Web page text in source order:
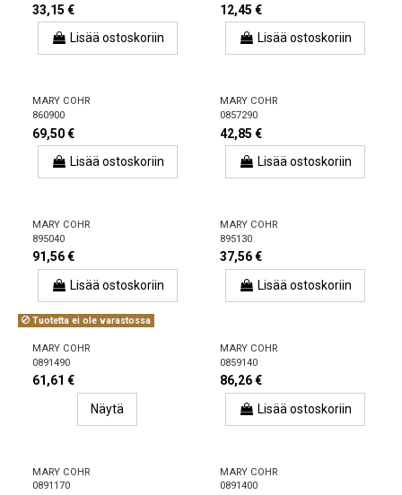
33,15 €
Lisää ostoskoriin
12,45 €
Lisää ostoskoriin
MARY COHR
860900
69,50 €
Lisää ostoskoriin
MARY COHR
0857290
42,85 €
Lisää ostoskoriin
MARY COHR
895040
91,56 €
Lisää ostoskoriin
MARY COHR
895130
37,56 €
Lisää ostoskoriin
Tuotetta ei ole varastossa
MARY COHR
0891490
61,61 €
Näytä
MARY COHR
0859140
86,26 €
Lisää ostoskoriin
MARY COHR
0891170
MARY COHR
0891400